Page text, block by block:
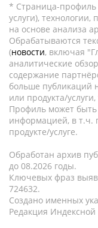
* Страница-профиль
услуги),
на основе анализа
Обрабатываются
(новости, включая
аналитические
содержание
больше публикаций
или продукта/
Профиль может
информацией, в т.ч.
продукте/услуге.
Обработан архив
до 08.2026 годы.
Ключевых фраз
724632.
Создано именных
Редакция Индексной